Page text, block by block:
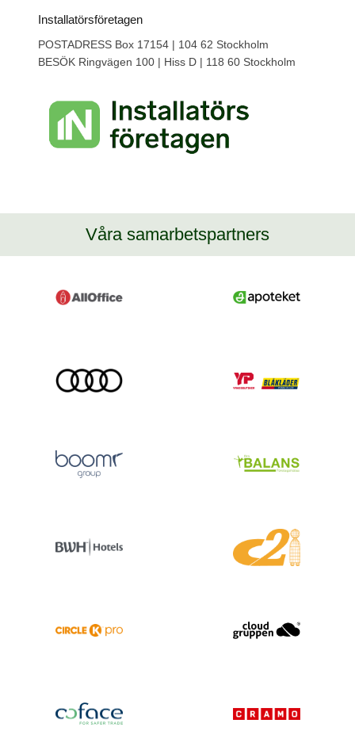
Installatörsföretagen
POSTADRESS Box 17154 | 104 62 Stockholm
BESÖK Ringvägen 100 | Hiss D | 118 60 Stockholm
Våra samarbetspartners